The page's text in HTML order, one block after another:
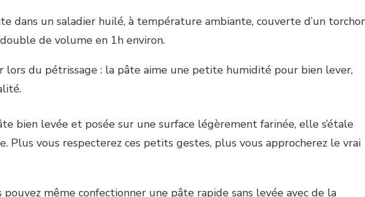
dans un saladier huilé, à température ambiante, couverte d’un
de volume en 1h environ.
lors du pétrissage : la pâte aime une petite humidité pour bien lever,
bien levée et posée sur une surface légèrement farinée, elle s’étale
Plus vous respecterez ces petits gestes, plus vous approcherez le vrai
pouvez même confectionner une pâte rapide sans levée avec de la